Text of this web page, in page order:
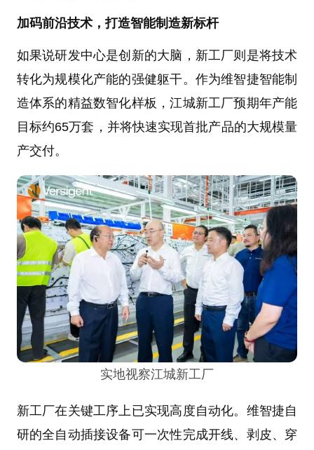
加码前沿技术，打造智能制造新标杆
如果说研发中心是创新的大脑，新工厂则是将技术
转化为规模化产能的强健躯干。作为维智捷智能制
造体系的精益数智化样板，江城新工厂预期年产能
目标约65万套，并将快速实现首批产品的大规模量
产交付。
实地视察江城新工厂
新工厂在关键工序上已实现高度自动化。维智捷自
研的全自动插接设备可一次性完成开线、剥皮、穿